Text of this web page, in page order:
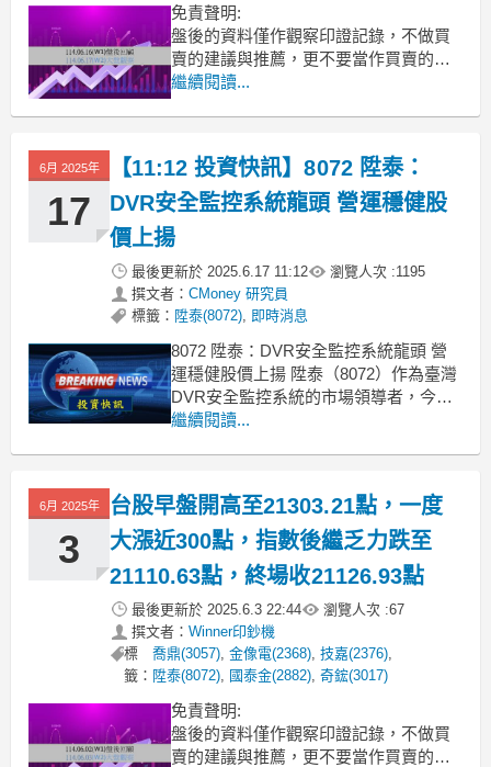
免責聲明:
盤後的資料僅作觀察印證記錄，不做買
賣的建議與推薦，更不要當作買賣的依
據，本文章內容不需負任何法律責任。
好出場的策略，否則別進場，隨時做好
資金的風控。
任何交易行為須自行判斷並自負投資風
繼續閱讀...
6月 2025年
17
【11:12 投資快訊】8072 陞泰：
DVR安全監控系統龍頭 營運穩健股
價上揚
最後更新於 2025.6.17 11:12 瀏覽人次 :1195
撰文者： CMoney 研究員
標籤： 陞泰(8072), 即時消息
8072 陞泰：DVR安全監控系統龍頭 營
運穩健股價上揚 陞泰（8072）作為臺灣
DVR安全監控系統的市場領導者，今天
股價表現亮眼，漲幅達7.19%，報價為
裝與銷售，最近營運狀況持續向好，受
益於市場需求上升與業務擴張。一些券
繼續閱讀...
6月 2025年
3
台股早盤開高至21303.21點，一度
大漲近300點，指數後繼乏力跌至
21110.63點，終場收21126.93點
最後更新於 2025.6.3 22:44 瀏覽人次 :67
撰文者： Winner印鈔機
標
籤：
喬鼎(3057), 金像電(2368), 技嘉(2376),
陞泰(8072), 國泰金(2882), 奇鋐(3017)
免責聲明:
盤後的資料僅作觀察印證記錄，不做買
賣的建議與推薦，更不要當作買賣的依